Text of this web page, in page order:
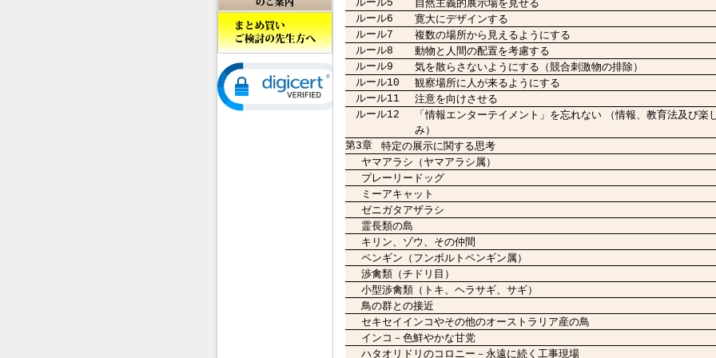
ルール5
自然主義的展示場を見せる
ルール6
寛大にデザインする
ルール7
複数の場所から見えるようにする
ルール8
動物と人間の配置を考慮する
ルール9
気を散らさないようにする（競合刺激物の排除）
ルール10
観察場所に人が来るようにする
ルール11
注意を向けさせる
ルール12
「情報エンターテイメント」を忘れない （情報、教育法及び楽
み）
第3章
特定の展示に関する思考
ヤマアラシ（ヤマアラシ属）
プレーリードッグ
ミーアキャット
ゼニガタアザラシ
霊長類の島
キリン、ゾウ、その仲間
ペンギン（フンボルトペンギン属）
渉禽類（チドリ目）
小型渉禽類（トキ、ヘラサギ、サギ）
鳥の群との接近
セキセイインコやその他のオーストラリア産の鳥
インコ－色鮮やかな甘党
ハタオリドリのコロニー－永遠に続く工事現場